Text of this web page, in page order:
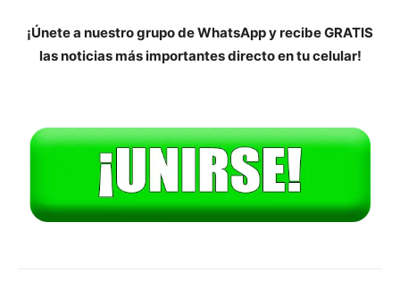
¡Únete a nuestro grupo de WhatsApp y recibe GRATIS
las noticias más importantes directo en tu celular!